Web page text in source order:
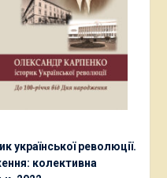
української революції.
колективна